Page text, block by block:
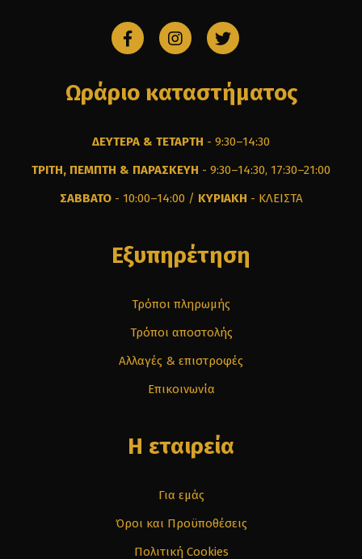
Εξυπηρέτηση
Τρόποι πληρωμής
Τρόποι αποστολής
Αλλαγές & επιστροφές
Επικοινωνία
Η εταιρεία
Για εμάς
Όροι και Προϋποθέσεις
Πολιτική Cookies
Ωράριο καταστήματος
ΔΕΥΤΕΡΑ & ΤΕΤΑΡΤΗ - 9:30–14:30
ΤΡΙΤΗ, ΠΕΜΠΤΗ & ΠΑΡΑΣΚΕΥΗ - 9:30–14:30, 17:30–21:00
ΣΑΒΒΑΤΟ- 10:00–14:00 / ΚΥΡΙΑΚΗ - ΚΛΕΙΣΤΑ